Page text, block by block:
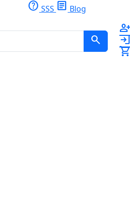
help SSS article Blog
search
person_add